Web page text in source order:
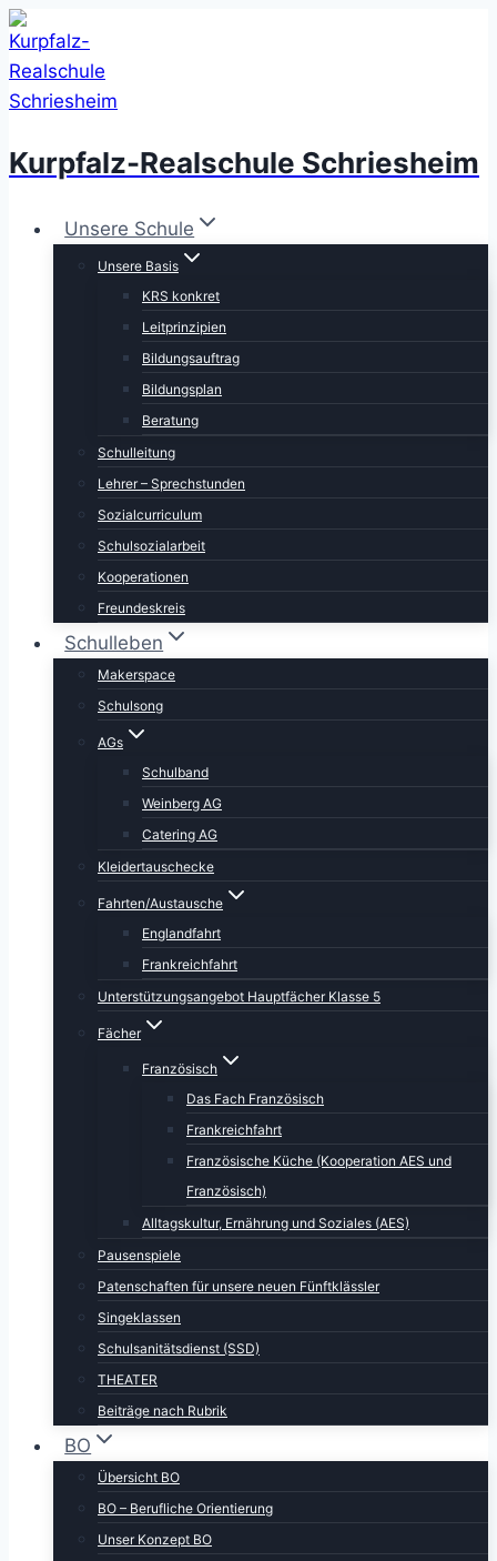
Zum
Inhalt
springen
Kurpfalz-Realschule Schriesheim
Unsere Schule
Unsere Basis
KRS konkret
Leitprinzipien
Bildungsauftrag
Bildungsplan
Beratung
Schulleitung
Lehrer – Sprechstunden
Sozialcurriculum
Schulsozialarbeit
Kooperationen
Freundeskreis
Schulleben
Makerspace
Schulsong
AGs
Schulband
Weinberg AG
Catering AG
Kleidertauschecke
Fahrten/Austausche
Englandfahrt
Frankreichfahrt
Unterstützungsangebot Hauptfächer Klasse 5
Fächer
Französisch
Das Fach Französisch
Frankreichfahrt
Französische Küche (Kooperation AES und
Französisch)
Alltagskultur, Ernährung und Soziales (AES)
Pausenspiele
Patenschaften für unsere neuen Fünftklässler
Singeklassen
Schulsanitätsdienst (SSD)
THEATER
Beiträge nach Rubrik
BO
Übersicht BO
BO – Berufliche Orientierung
Unser Konzept BO